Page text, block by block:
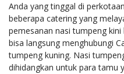
Anda yang tinggal di
beberapa catering yang
pemesanan nasi tumpeng
bisa langsung menghubungi
tumpeng kuning. Nasi
dihidangkan untuk para tamu